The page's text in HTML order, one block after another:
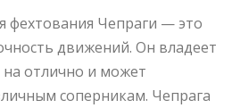
фехтования Чепраги — это
движений. Он владеет
на отлично и может
соперникам. Чепрага